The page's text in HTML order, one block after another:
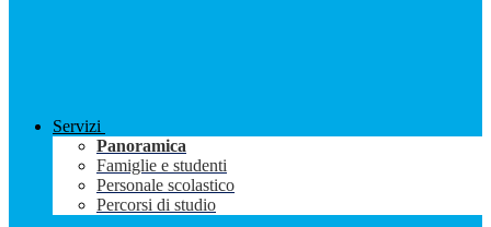
Servizi
Panoramica
Famiglie e studenti
Personale scolastico
Percorsi di studio